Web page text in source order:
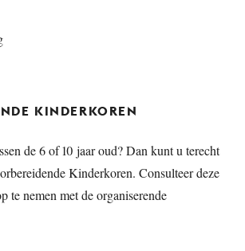
KINDERKOREN
de 6 of 10 jaar oud? Dan kunt u terecht
Kinderkoren. Consulteer deze
te nemen met de organiserende